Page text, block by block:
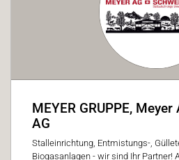
MEYER GRUPPE,
AG
Stalleinrichtung, Entmistungs-,
Biogasanlagen - wir sind Ihr Partner!